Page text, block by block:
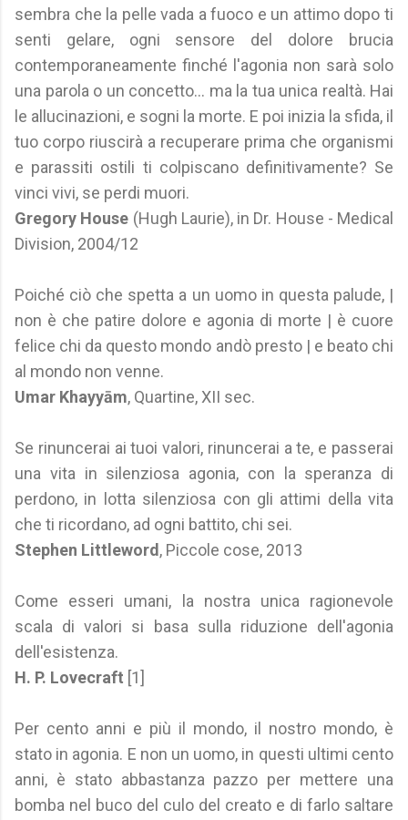
sembra che la pelle vada a fuoco e un attimo dopo ti
senti gelare, ogni sensore del dolore brucia
contemporaneamente finché l'agonia non sarà solo
una parola o un concetto... ma la tua unica realtà. Hai
le allucinazioni, e sogni la morte. E poi inizia la sfida, il
tuo corpo riuscirà a recuperare prima che organismi
e parassiti ostili ti colpiscano definitivamente? Se
vinci vivi, se perdi muori.
Gregory House (Hugh Laurie), in Dr. House - Medical
Division, 2004/12
Poiché ciò che spetta a un uomo in questa palude, |
non è che patire dolore e agonia di morte | è cuore
felice chi da questo mondo andò presto | e beato chi
al mondo non venne.
Umar Khayyām, Quartine, XII sec.
Se rinuncerai ai tuoi valori, rinuncerai a te, e passerai
una vita in silenziosa agonia, con la speranza di
perdono, in lotta silenziosa con gli attimi della vita
che ti ricordano, ad ogni battito, chi sei.
Stephen Littleword , Piccole cose, 2013
Come esseri umani, la nostra unica ragionevole
scala di valori si basa sulla riduzione dell'agonia
dell'esistenza.
H. P. Lovecraft [1]
Per cento anni e più il mondo, il nostro mondo, è
stato in agonia. E non un uomo, in questi ultimi cento
anni, è stato abbastanza pazzo per mettere una
bomba nel buco del culo del creato e di farlo saltare